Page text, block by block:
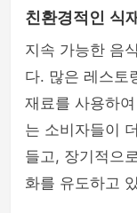
친환경적인 식
지속 가능한 음
다. 많은 레스토
재료를 사용하여
는 소비자들이
들고, 장기적으
화를 유도하고